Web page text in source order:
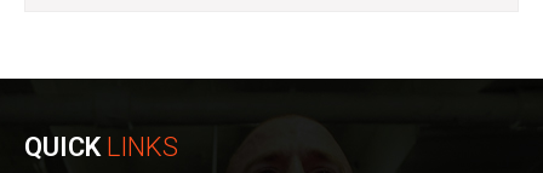
QUICK LINKS